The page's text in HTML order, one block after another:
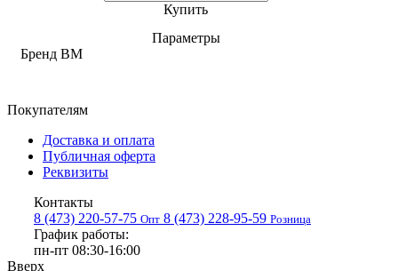
Купить
Параметры
Бренд BM
Покупателям
Доставка и оплата
Публичная оферта
Реквизиты
Контакты
8 (473) 220-57-75 Опт 8 (473) 228-95-59 Розница
График работы:
пн-пт 08:30-16:00
Вверх